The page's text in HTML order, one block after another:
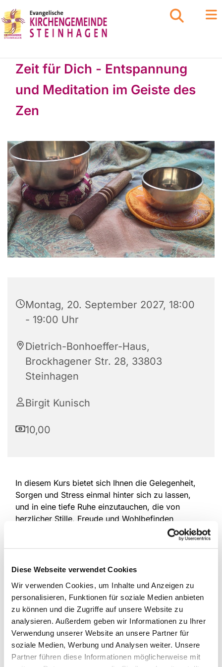
Diese Webseite verwendet Cookies
Wir verwenden Cookies, um Inhalte und Anzeigen zu
personalisieren, Funktionen für soziale Medien anbieten
zu können und die Zugriffe auf unsere Website zu
analysieren. Außerdem geben wir Informationen zu Ihrer
Verwendung unserer Website an unsere Partner für
soziale Medien, Werbung und Analysen weiter. Unsere
Partner führen diese Informationen möglicherweise mit
Zeit für Dich - Entspannung
und Meditation im Geiste des
Zen
Montag, 20. September 2027, 18:00
- 19:00 Uhr
Dietrich-Bonhoeffer-Haus,
Brockhagener Str. 28, 33803
Steinhagen
Birgit Kunisch
10,00
In diesem Kurs bietet sich Ihnen die Gelegenheit,
Sorgen und Stress einmal hinter sich zu lassen,
und in eine tiefe Ruhe einzutauchen, die von
herzlicher Stille, Freude und Wohlbefinden
getragen ist. Atembewusstheits- und achtsame
beruhigen. Dieser Kurs ist so gestaltet, dass Sie
mitmachen können. Einfach ausprobieren! Ich
freue mich auf Sie!
Mitbringen: Bequeme Kleidung, warme Socken,
eine Decke, wenn vorhanden ein Meditationskissen
oder -bänkchen. Sie können auch auf einem Stuhl
sitzen, der ist natürlich da.